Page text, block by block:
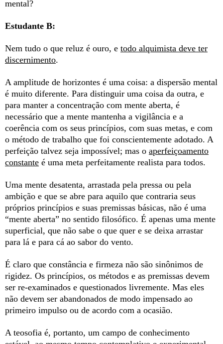
mental?
Estudante B:
Nem tudo o que reluz é ouro, e todo alquimista deve ter
discernimento.
A amplitude de horizontes é uma coisa: a dispersão mental
é muito diferente. Para distinguir uma coisa da outra, e
para manter a concentração com mente aberta, é
necessário que a mente mantenha a vigilância e a
coerência com os seus princípios, com suas metas, e com
o método de trabalho que foi conscientemente adotado. A
perfeição talvez seja impossível; mas o aperfeiçoamento
constante é uma meta perfeitamente realista para todos.
Uma mente desatenta, arrastada pela pressa ou pela
ambição e que se abre para aquilo que contraria seus
próprios princípios e suas premissas básicas, não é uma
“mente aberta” no sentido filosófico. É apenas uma mente
superficial, que não sabe o que quer e se deixa arrastar
para lá e para cá ao sabor do vento.
É claro que constância e firmeza não são sinônimos de
rigidez. Os princípios, os métodos e as premissas devem
ser re-examinados e questionados livremente. Mas eles
não devem ser abandonados de modo impensado ao
primeiro impulso ou de acordo com a ocasião.
A teosofia é, portanto, um campo de conhecimento